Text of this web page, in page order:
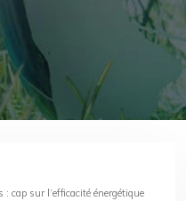
cap sur l’efficacité énergétique